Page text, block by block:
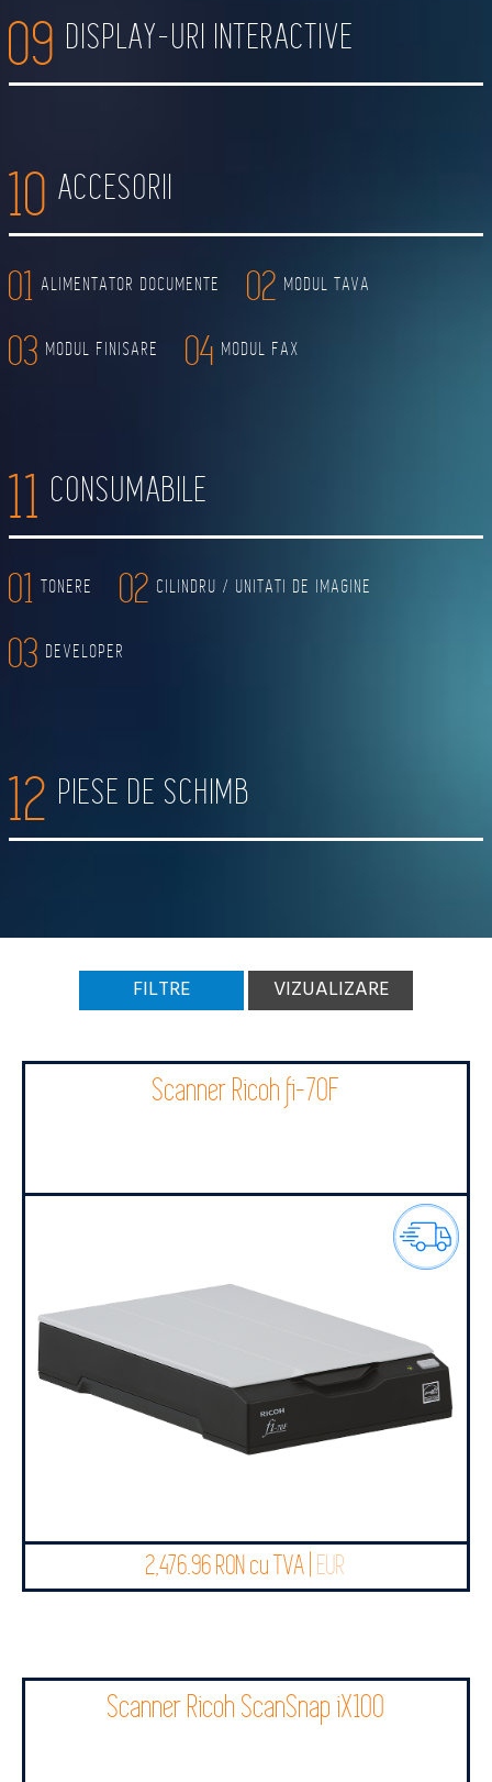
09 DISPLAY-URI INTERACTIVE
10 ACCESORII
01 ALIMENTATOR DOCUMENTE 02 MODUL TAVA
03 MODUL FINISARE 04 MODUL FAX
11 CONSUMABILE
01 TONERE 02 CILINDRU / UNITATI DE IMAGINE
03 DEVELOPER
12 PIESE DE SCHIMB
FILTRE VIZUALIZARE
Scanner Ricoh fi-70F
2,476.96 RON cu TVA | EUR
Scanner Ricoh ScanSnap iX100